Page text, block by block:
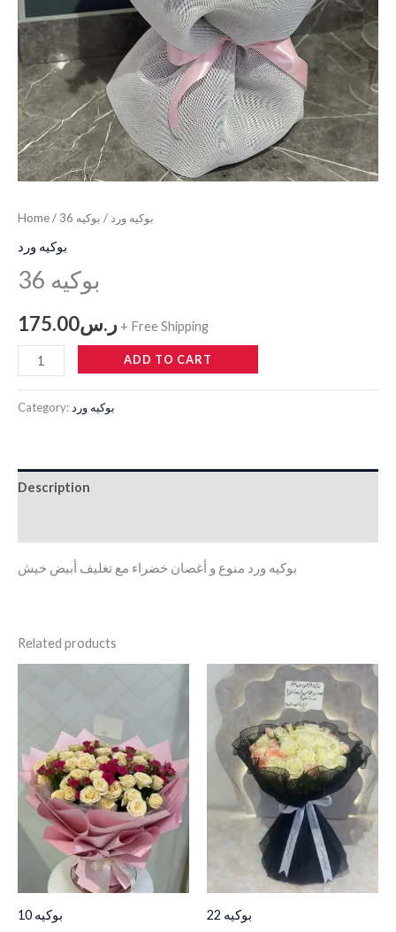
Home/ بوكيه ورد/ بوكيه 36
بوكيه ورد
بوكيه 36
ر.س175.00 + Free Shipping
ADD TO CART
Category: بوكيه ورد
Description
بوكيه ورد منوع و أغصان خضراء مع تغليف أبيض خيش
Related products
بوكيه 10 بوكيه 22